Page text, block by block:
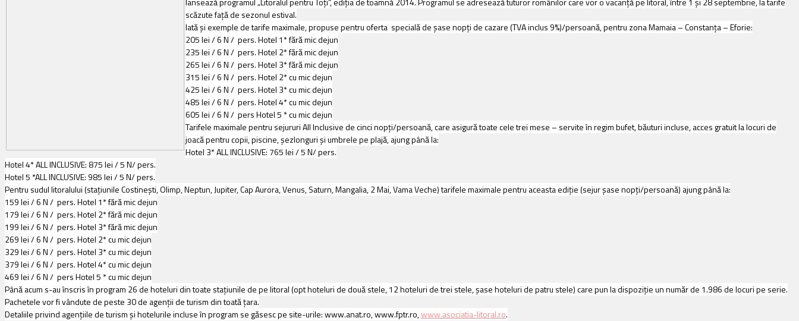
scăzute faţă de sezonul estival.
Iată și exemple de tarife maximale, propuse pentru oferta specială de şase nopţi de cazare (TVA inclus 9%)/persoană, pentru zona Mamaia – Constanţa – Eforie:
205 lei / 6 N / pers. Hotel 1* fără mic dejun
235 lei / 6 N / pers. Hotel 2* fără mic dejun
265 lei / 6 N / pers. Hotel 3* fără mic dejun
315 lei / 6 N / pers. Hotel 2* cu mic dejun
425 lei / 6 N / pers. Hotel 3* cu mic dejun
485 lei / 6 N / pers. Hotel 4* cu mic dejun
605 lei / 6 N / pers Hotel 5 * cu mic dejun
Tarifele maximale pentru sejururi All Inclusive de cinci nopţi/persoană, care asigură toate cele trei mese – servite în regim bufet, băuturi incluse, acces gratuit la locuri de
joacă pentru copii, piscine, şezlonguri şi umbrele pe plajă, ajung până la:
Hotel 3* ALL INCLUSIVE: 765 lei / 5 N/ pers.
Hotel 4* ALL INCLUSIVE: 875 lei / 5 N/ pers.
Hotel 5 *ALL INCLUSIVE: 985 lei / 5 N/ pers.
Pentru sudul litoralului (staţiunile Costineşti, Olimp, Neptun, Jupiter, Cap Aurora, Venus, Saturn, Mangalia, 2 Mai, Vama Veche) tarifele maximale pentru aceasta ediţie (sejur şase nopţi/persoană) ajung până la:
159 lei / 6 N / pers. Hotel 1* fără mic dejun
179 lei / 6 N / pers. Hotel 2* fără mic dejun
199 lei / 6 N / pers. Hotel 3* fără mic dejun
269 lei / 6 N / pers. Hotel 2* cu mic dejun
329 lei / 6 N / pers. Hotel 3* cu mic dejun
379 lei / 6 N / pers. Hotel 4* cu mic dejun
469 lei / 6 N / pers Hotel 5 * cu mic dejun
Până acum s-au înscris în program 26 de hoteluri din toate staţiunile de pe litoral (opt hoteluri de două stele, 12 hoteluri de trei stele, şase hoteluri de patru stele) care pun la dispoziţie un număr de 1.986 de locuri pe serie.
Pachetele vor fi vândute de peste 30 de agenţii de turism din toată ţara.
Detaliile privind agenţiile de turism şi hotelurile incluse în program se găsesc pe site-urile: www.anat.ro, www.fptr.ro,www.asociatia-litoral.ro.